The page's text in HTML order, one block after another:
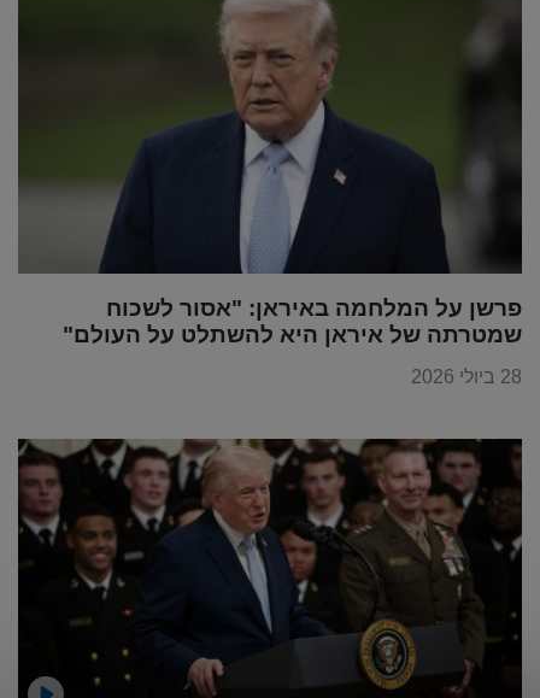
פרשן על המלחמה באיראן: "אסור לשכוח
שמטרתה של איראן היא להשתלט על העולם"
28 ביולי 2026